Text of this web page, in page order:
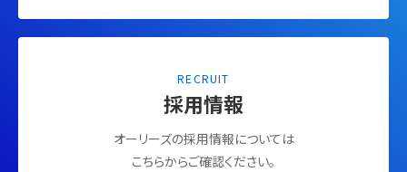
RECRUIT
採用情報
オーリーズの採用情報については
こちらからご確認ください。